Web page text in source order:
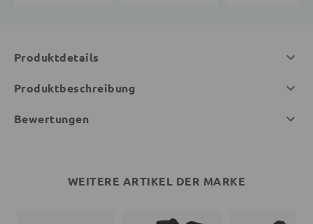
Produktdetails
Produktbeschreibung
Bewertungen
WEITERE ARTIKEL DER MARKE